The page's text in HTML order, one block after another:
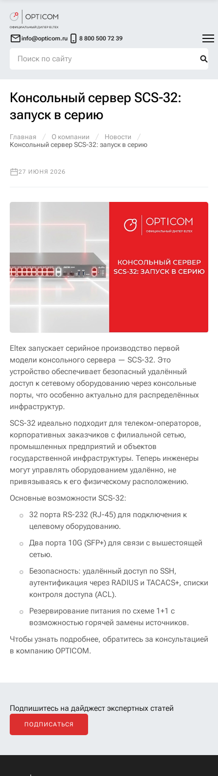
info@opticom.ru 8 800 500 72 39
Консольный сервер SCS-32:
запуск в серию
Главная О компании
Новости
Консольный сервер SCS-32: запуск в серию
27 ИЮНЯ 2026
Eltex запускает серийное производство первой
модели консольного сервера — SCS-32. Это
устройство обеспечивает безопасный удалённый
доступ к сетевому оборудованию через консольные
порты, что особенно актуально для распределённых
инфраструктур.
SCS-32 идеально подходит для телеком-операторов,
корпоративных заказчиков с филиальной сетью,
промышленных предприятий и объектов
государственной инфраструктуры. Теперь инженеры
могут управлять оборудованием удалённо, не
привязываясь к его физическому расположению.
Основные возможности SCS-32:
32 порта RS-232 (RJ-45) для подключения к
целевому оборудованию.
Два порта 10G (SFP+) для связи с вышестоящей
сетью.
Безопасность: удалённый доступ по SSH,
аутентификация через RADIUS и TACACS+, списки
контроля доступа (ACL).
Резервирование питания по схеме 1+1 с
возможностью горячей замены источников.
Чтобы узнать подробнее, обратитесь за консультацией
в компанию OPTICOM.
Подпишитесь на дайджест экспертных статей
ПОДПИСАТЬСЯ